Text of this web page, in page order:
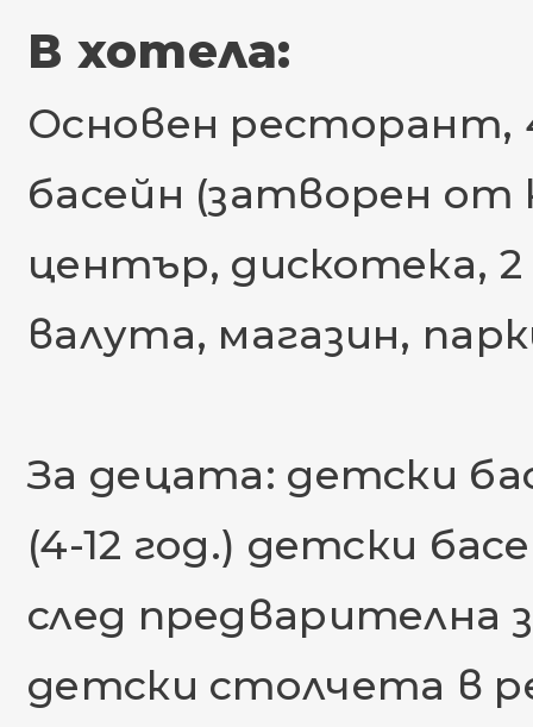
В хотела:
Основен ресторант,
басейн (затворен
център, дискотека,
валута, магазин,
За децата: детски
(4-12 год.) детски
след предварителна
детски столчета в